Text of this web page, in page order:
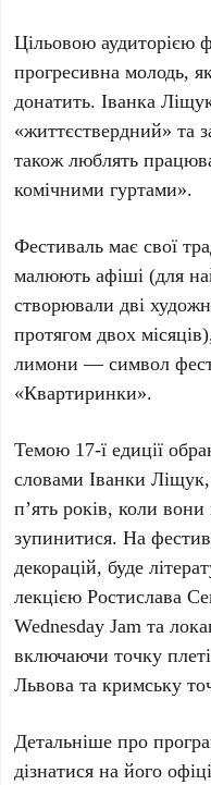
Цільовою аудиторією
прогресивна молодь,
донатить.Іванка
«життєствердний» та
також люблять
комічними гуртами».
Фестиваль має свої
малюють афіші (для
створювали дві
протягомдвох місяців
лимони — символ
«Квартиринки».
Темою 17-ї едиції
словамиІванки Ліщук
п’ять років, коли вони
зупинитися. На
декорацій, буде
лекцієюРостислава
Wednesday Jam та
включаючи точку
Львова та кримську
Детальніше про
дізнатися на його